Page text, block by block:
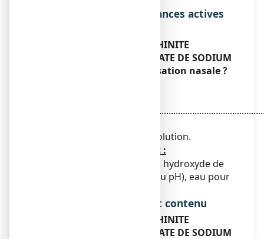
Liste complète des substances actives
ALAIRGIX RHINITE
ALLERGIQUE CROMOGLICATE DE SODIUM
solution pour pulvérisation nasale ?
Pour 100 ml de solution.
Les autres composants sont :
Edétate disodique, sorbitol, hydroxyde de
sodium (pour ajustement du pH), eau pour
Forme pharmaceutique et contenu
ALAIRGIX RHINITE
ALLERGIQUE CROMOGLICATE DE SODIUM